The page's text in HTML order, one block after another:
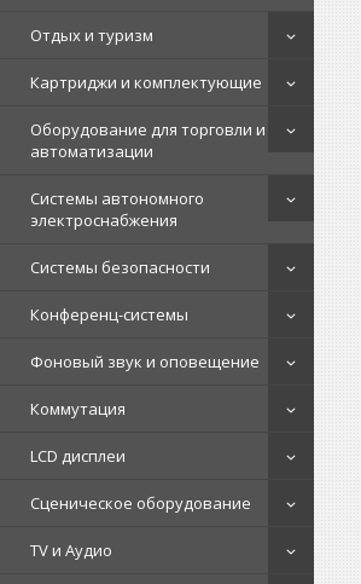
Отдых и туризм
Картриджи и комплектующие
Оборудование для торговли и
автоматизации
Системы автономного
электроснабжения
Системы безопасности
Конференц-системы
Фоновый звук и оповещение
Коммутация
LCD дисплеи
Сценическое оборудование
TV и Аудио